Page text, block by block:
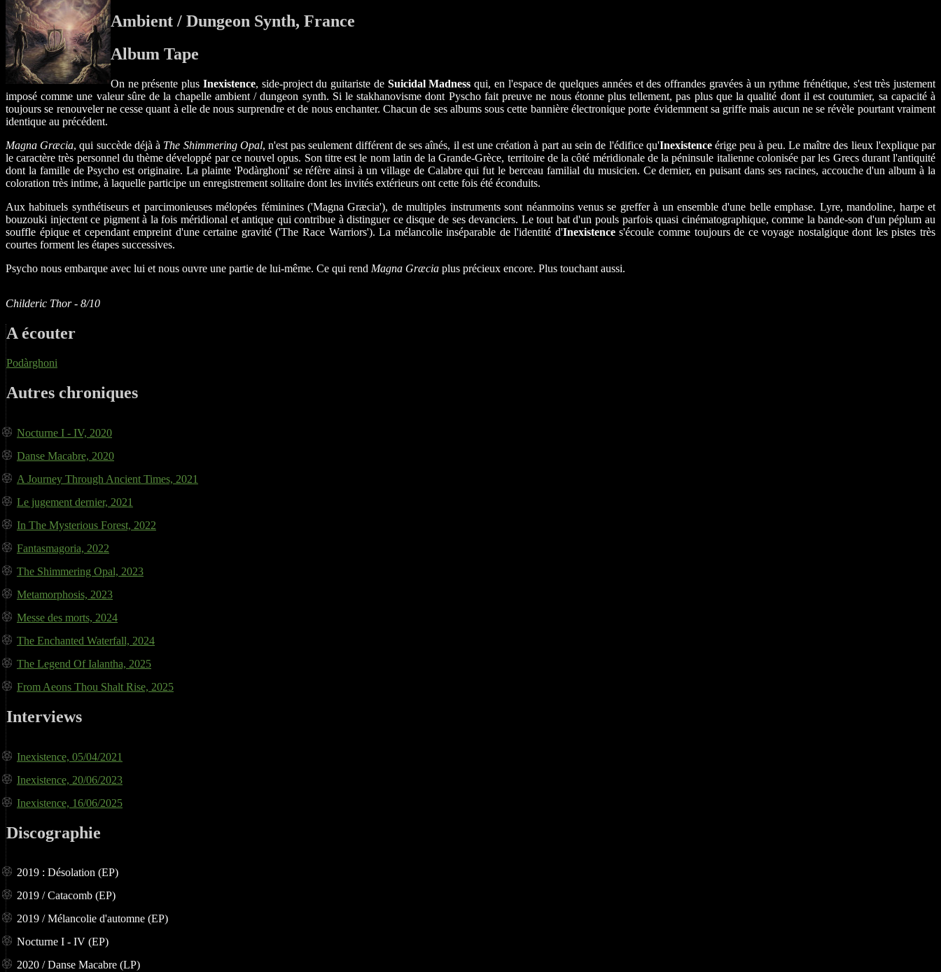
Ambient / Dungeon Synth, France
Album Tape
On ne présente plus Inexistence, side-project du guitariste de Suicidal Madness qui, en l'espace de quelques années et des offrandes gravées à un rythme frénétique, s'est très justement
imposé comme une valeur sûre de la chapelle ambient / dungeon synth. Si le stakhanovisme dont Pyscho fait preuve ne nous étonne plus tellement, pas plus que la qualité dont il est coutumier, sa capacité à
toujours se renouveler ne cesse quant à elle de nous surprendre et de nous enchanter. Chacun de ses albums sous cette bannière électronique porte évidemment sa griffe mais aucun ne se révèle pourtant vraiment
identique au précédent.
Magna Græcia, qui succède déjà à The Shimmering Opal, n'est pas seulement différent de ses aînés, il est une création à part au sein de l'édifice qu'Inexistenceérige peu à peu. Le maître des lieux l'explique par
le caractère très personnel du thème développé par ce nouvel opus. Son titre est le nom latin de la Grande-Grèce, territoire de la côté méridionale de la péninsule italienne colonisée par les Grecs durant l'antiquité
dont la famille de Psycho est originaire. La plainte 'Podàrghoni' se réfère ainsi à un village de Calabre qui fut le berceau familial du musicien. Ce dernier, en puisant dans ses racines, accouche d'un album à la
coloration très intime, à laquelle participe un enregistrement solitaire dont les invités extérieurs ont cette fois été éconduits.
Aux habituels synthétiseurs et parcimonieuses mélopées féminines ('Magna Græcia'), de multiples instruments sont néanmoins venus se greffer à un ensemble d'une belle emphase. Lyre, mandoline, harpe et
bouzouki injectent ce pigment à la fois méridional et antique qui contribue à distinguer ce disque de ses devanciers. Le tout bat d'un pouls parfois quasi cinématographique, comme la bande-son d'un péplum au
souffle épique et cependant empreint d'une certaine gravité ('The Race Warriors'). La mélancolie inséparable de l'identité d'Inexistences'écoule comme toujours de ce voyage nostalgique dont les pistes très
courtes forment les étapes successives.
Psycho nous embarque avec lui et nous ouvre une partie de lui-même. Ce qui rend Magna Græcia plus précieux encore. Plus touchant aussi.
Childeric Thor - 8/10
A écouter
Pod​à​rghoni
Autres chroniques
Nocturne I - IV, 2020
Danse Macabre, 2020
A Journey Through Ancient Times, 2021
Le jugement dernier, 2021
In The Mysterious Forest, 2022
Fantasmagoria, 2022
The Shimmering Opal, 2023
Metamorphosis, 2023
Messe des morts, 2024
The Enchanted Waterfall, 2024
The Legend Of Ialantha, 2025
From Aeons Thou Shalt Rise, 2025
Interviews
Inexistence, 05/04/2021
Inexistence, 20/06/2023
Inexistence, 16/06/2025
Discographie
2019 : Désolation (EP)
2019 / Catacomb (EP)
2019 / Mélancolie d'automne (EP)
Nocturne I - IV (EP)
2020 / Danse Macabre (LP)